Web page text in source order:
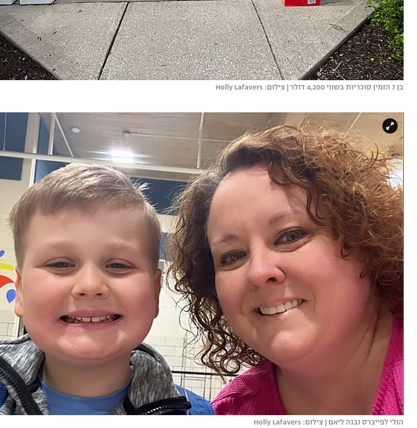
בן 7 הזמין סוכריות בשווי 4,200 דולר | צילום: Holly Lafavers
הולי לפייברס ובנה ליאם | צילום: Holly Lafavers